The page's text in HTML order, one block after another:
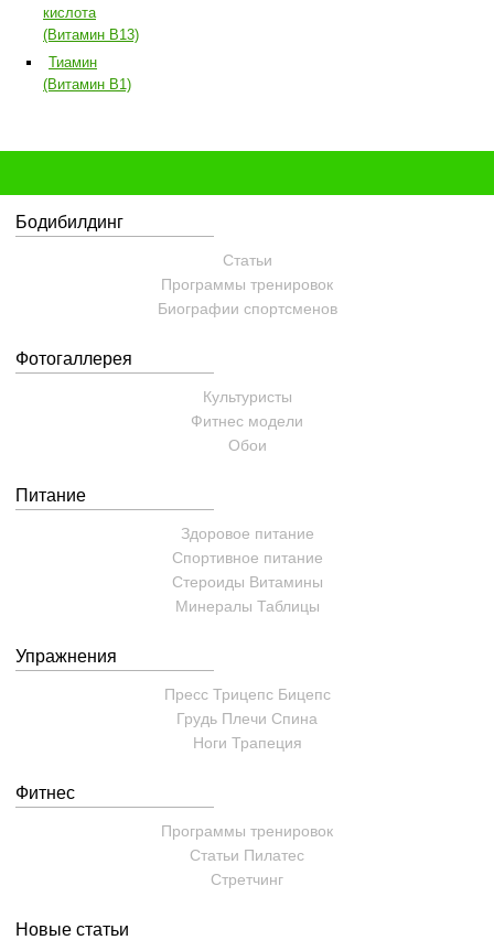
кислота
(Витамин B13)
Тиамин
(Витамин B1)
Бодибилдинг
Статьи
Программы тренировок
Биографии спортсменов
Фотогаллерея
Культуристы
Фитнес модели
Обои
Питание
Здоровое питание
Спортивное питание
Стероиды Витамины
Минералы Таблицы
Упражнения
Пресс Трицепс Бицепс
Грудь Плечи Спина
Ноги Трапеция
Фитнес
Программы тренировок
Статьи Пилатес
Cтретчинг
Новые статьи